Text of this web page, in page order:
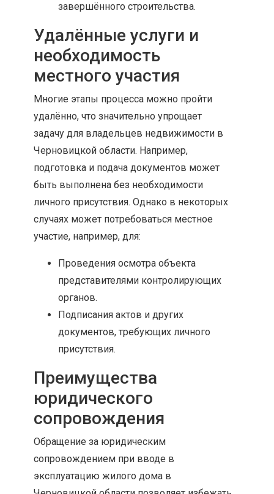
завершённого строительства.
Удалённые услуги и
необходимость
местного участия
Многие этапы процесса можно пройти
удалённо, что значительно упрощает
задачу для владельцев недвижимости в
Черновицкой области. Например,
подготовка и подача документов может
быть выполнена без необходимости
личного присутствия. Однако в некоторых
случаях может потребоваться местное
участие, например, для:
Проведения осмотра объекта
представителями контролирующих
органов.
Подписания актов и других
документов, требующих личного
присутствия.
Преимущества
юридического
сопровождения
Обращение за юридическим
сопровождением при вводе в
эксплуатацию жилого дома в